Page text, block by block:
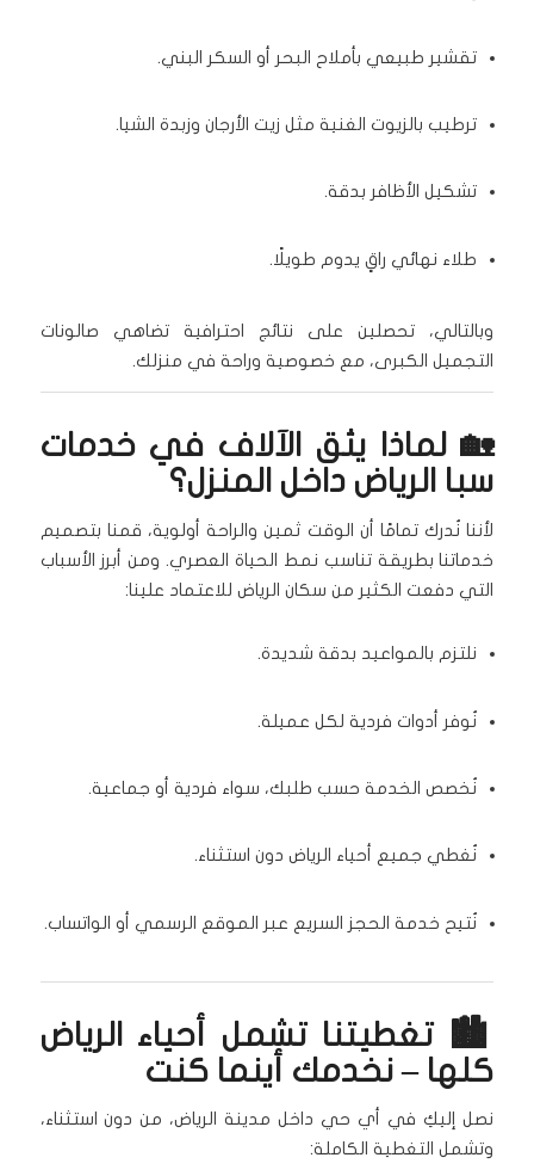
تقشير طبيعي بأملاح البحر أو السكر البني.
ترطيب بالزيوت الغنية مثل زيت الأرجان وزبدة الشيا.
تشكيل الأظافر بدقة.
طلاء نهائي راقٍ يدوم طويلًا.
وبالتالي، تحصلين على نتائج احترافية تضاهي صالونات
التجميل الكبرى، مع خصوصية وراحة في منزلك.
🏡 لماذا يثق الآلاف في خدمات
سبا الرياض داخل المنزل؟
لأننا نُدرك تمامًا أن الوقت ثمين والراحة أولوية، قمنا بتصميم
خدماتنا بطريقة تناسب نمط الحياة العصري. ومن أبرز الأسباب
التي دفعت الكثير من سكان الرياض للاعتماد علينا:
نلتزم بالمواعيد بدقة شديدة.
نُوفر أدوات فردية لكل عميلة.
نُخصص الخدمة حسب طلبك، سواء فردية أو جماعية.
نُغطي جميع أحياء الرياض دون استثناء.
نُتيح خدمة الحجز السريع عبر الموقع الرسمي أو الواتساب.
🏙️ تغطيتنا تشمل أحياء الرياض
كلها – نخدمك أينما كنت
نصل إليكِ في أي حي داخل مدينة الرياض، من دون استثناء،
وتشمل التغطية الكاملة: